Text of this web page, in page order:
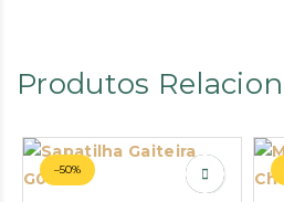
Produtos
–50%